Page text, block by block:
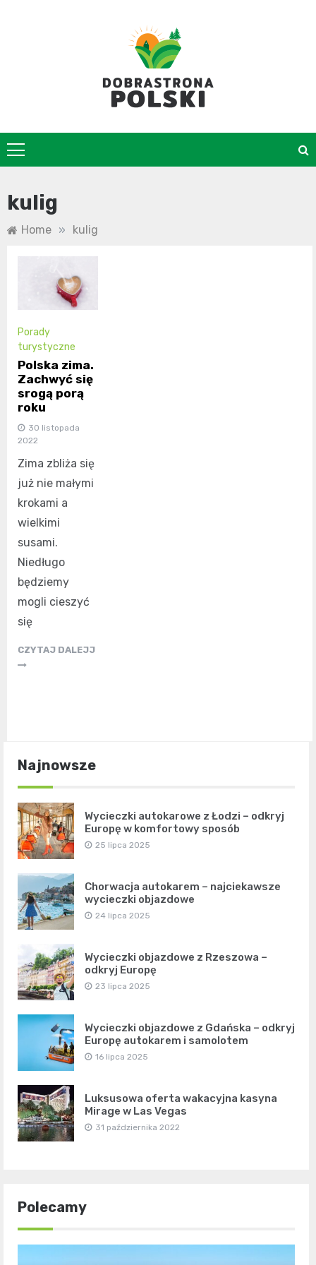
kulig
Home » kulig
Porady
turystyczne
Polska zima.
Zachwyć się
srogą porą
roku
30 listopada
2022
Zima zbliża się
już nie małymi
krokami a
wielkimi
susami.
Niedługo
będziemy
mogli cieszyć
się
CZYTAJ DALEJJ
Najnowsze
Wycieczki autokarowe z Łodzi – odkryj
Europę w komfortowy sposób
25 lipca 2025
Chorwacja autokarem – najciekawsze
wycieczki objazdowe
24 lipca 2025
Wycieczki objazdowe z Rzeszowa –
odkryj Europę
23 lipca 2025
Wycieczki objazdowe z Gdańska – odkryj
Europę autokarem i samolotem
16 lipca 2025
Luksusowa oferta wakacyjna kasyna
Mirage w Las Vegas
31 października 2022
Polecamy